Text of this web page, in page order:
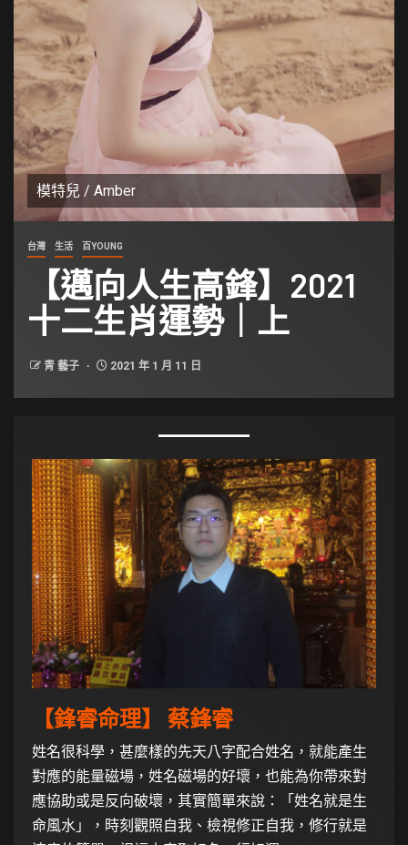
模特兒 / Amber
台灣 生活 百YOUNG
【邁向人生高鋒】2021
十二生肖運勢｜上
青 藝子 2021 年 1 月 11 日
【鋒睿命理】 蔡鋒睿
姓名很科學，甚麼樣的先天八字配合姓名，就能產生
對應的能量磁場，姓名磁場的好壞，也能為你帶來對
應協助或是反向破壞，其實簡單來說：「姓名就是生
命風水」，時刻觀照自我、檢視修正自我，修行就是